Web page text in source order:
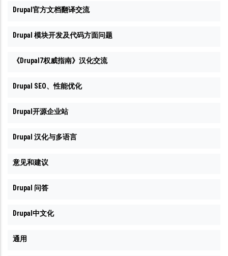
Drupal官方文档翻译交流
Drupal 模块开发及代码方面问题
《Drupal7权威指南》汉化交流
Drupal SEO、性能优化
Drupal开源企业站
Drupal 汉化与多语言
意见和建议
Drupal 问答
Drupal中文化
通用